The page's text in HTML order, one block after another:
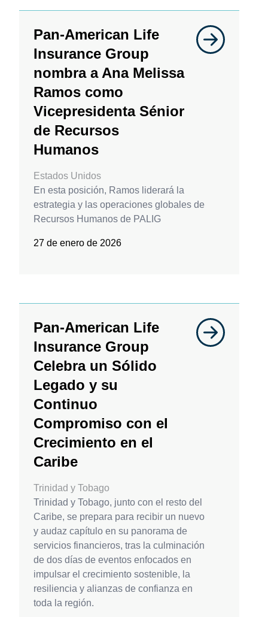
Pan-American Life
Insurance Group
nombra a Ana Melissa
Ramos como
Vicepresidenta Sénior
de Recursos
Humanos
Estados Unidos
En esta posición, Ramos liderará la
estrategia y las operaciones globales de
Recursos Humanos de PALIG
27 de enero de 2026
Pan-American Life
Insurance Group
Celebra un Sólido
Legado y su
Continuo
Compromiso con el
Crecimiento en el
Caribe
Trinidad y Tobago
Trinidad y Tobago, junto con el resto del
Caribe, se prepara para recibir un nuevo
y audaz capítulo en su panorama de
servicios financieros, tras la culminación
de dos días de eventos enfocados en
impulsar el crecimiento sostenible, la
resiliencia y alianzas de confianza en
toda la región.